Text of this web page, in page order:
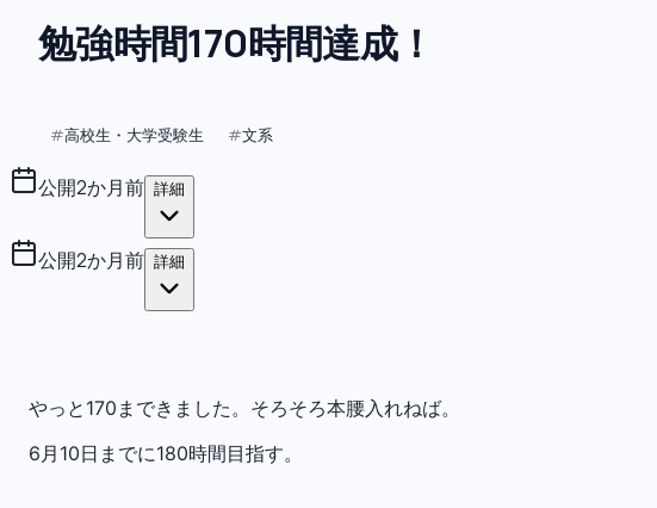
勉強時間170時間達成！
#高校生・大学受験生 #文系
公開2か月前 詳細
公開2か月前 詳細
やっと170まできました。そろそろ本腰入れねば。
6月10日までに180時間目指す。